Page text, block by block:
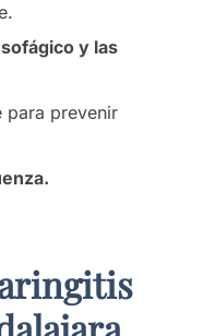
y las
para prevenir